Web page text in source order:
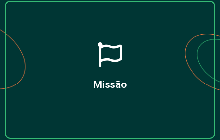
Missão
Defender a sociedade, zelando pela qualidade dos serviços
profissionais oferecidos, através da habilitação, regulação e
vinculadas a promoção da Saúde Física, Mental e Social.